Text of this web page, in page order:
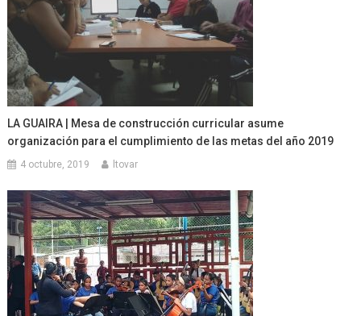
LA GUAIRA | Mesa de construcción curricular asume
organización para el cumplimiento de las metas del año 2019
4 octubre, 2019 ltovar